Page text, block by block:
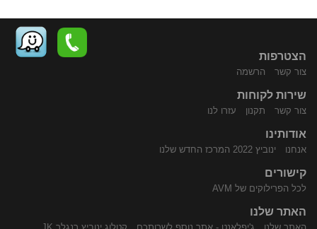
הצטרפות
צור קשר הרשמה
שירות לקוחות
צור קשר תקנון עזרו לנו
אודותינו
אנחנו ינוביץ 2022 המרכז החדש שלנו
קישורים
לכל הפרילוקים של AVM
האתר שלנו